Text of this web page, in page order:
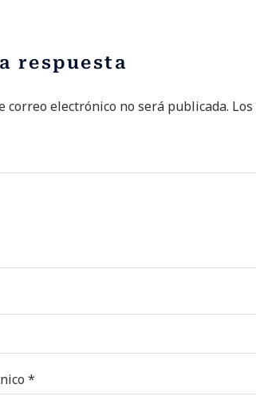
respuesta
correo electrónico no será publicada.
*